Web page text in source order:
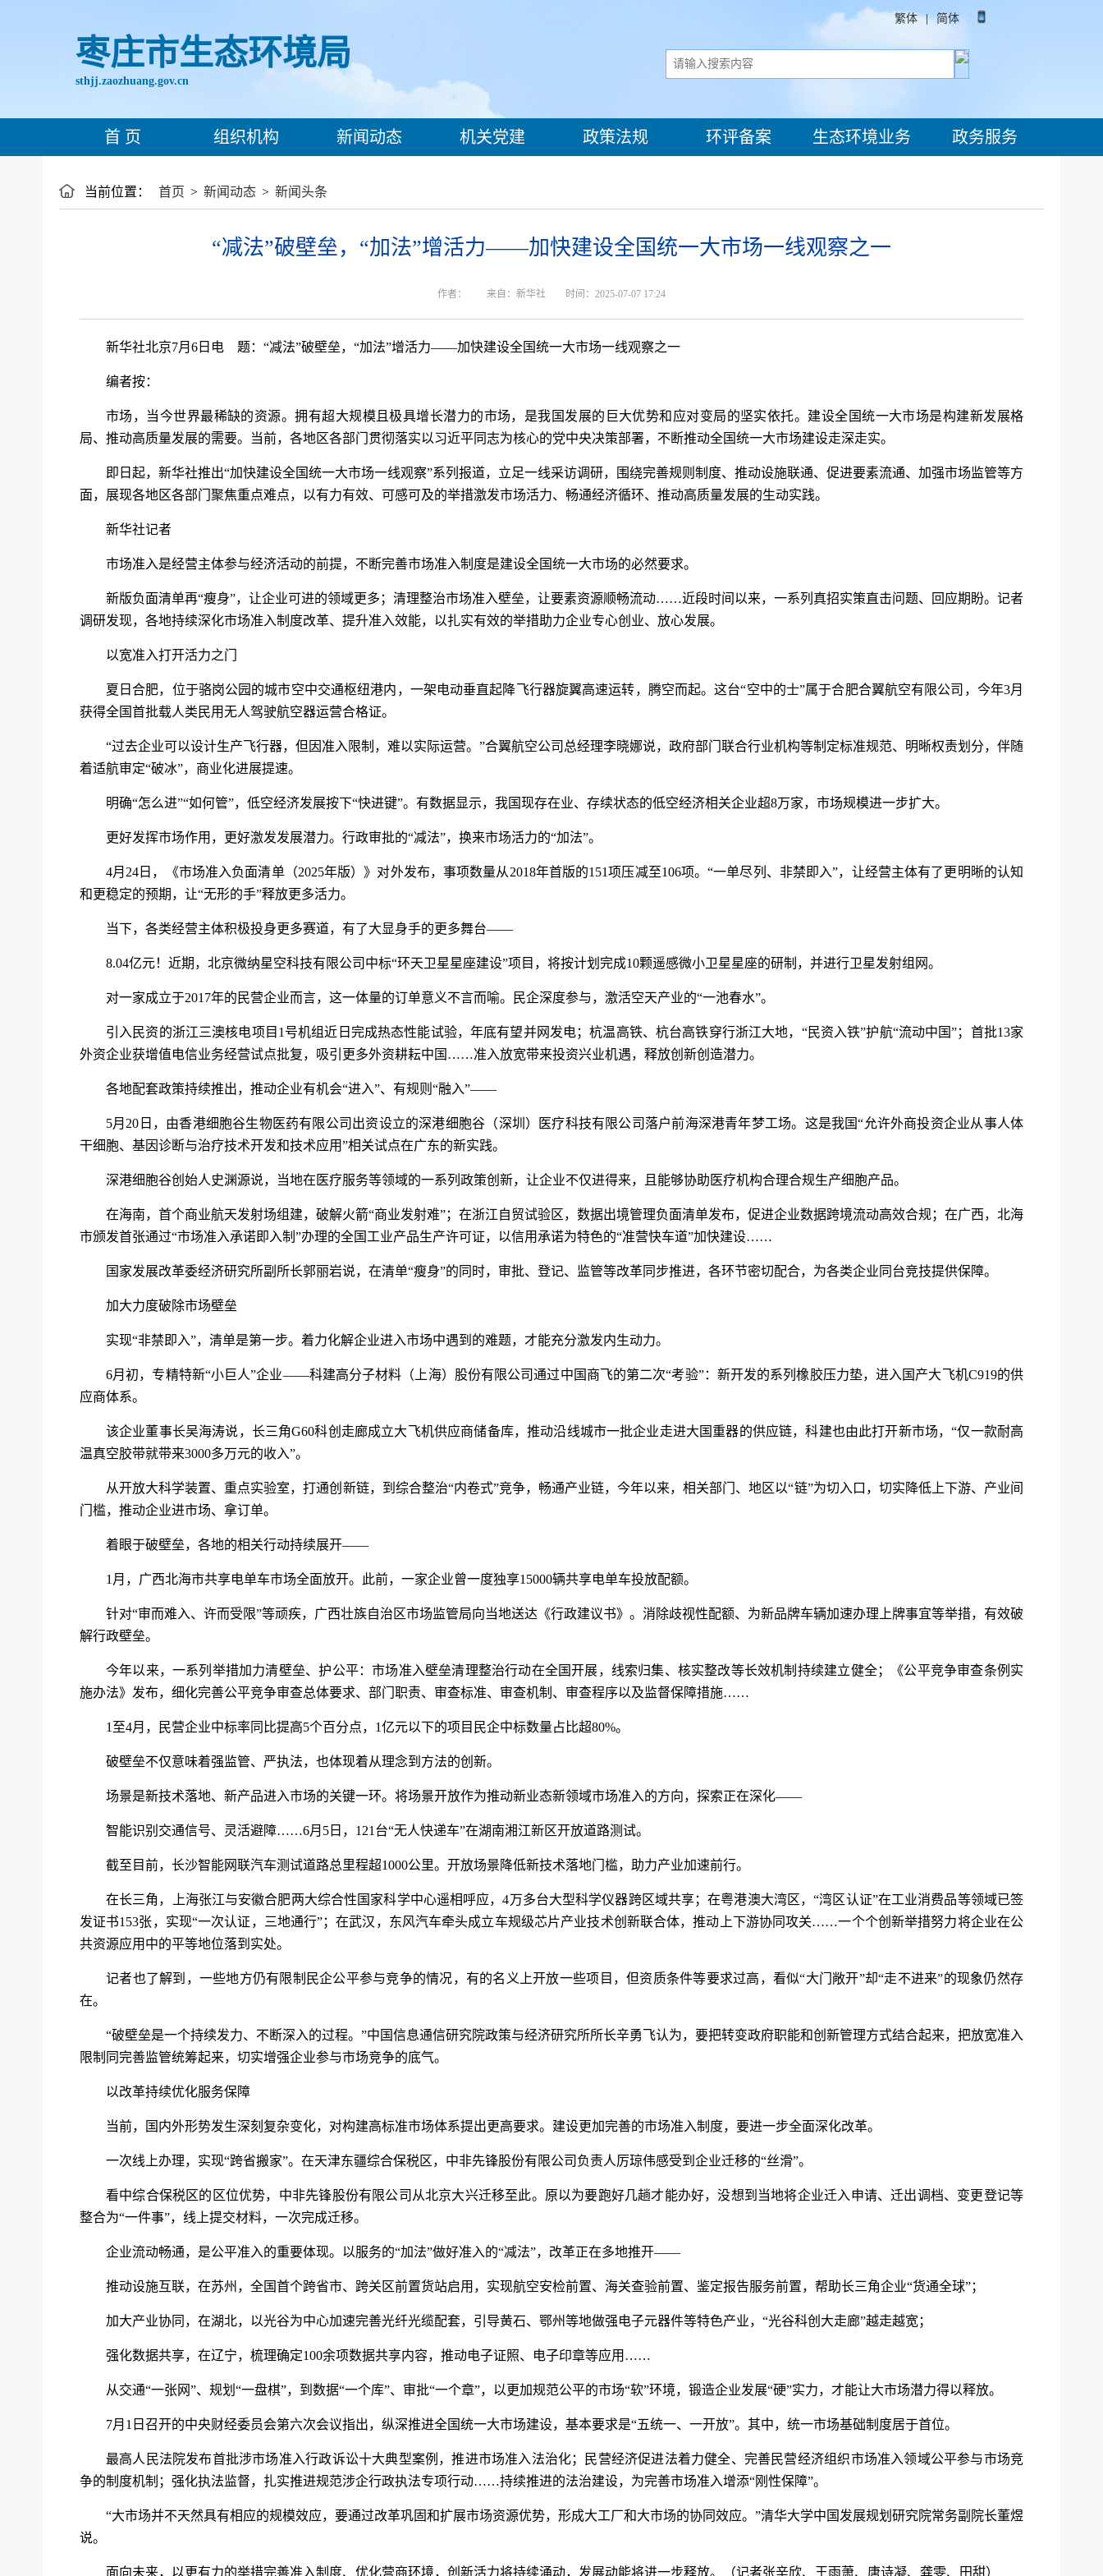
枣庄市生态环境局
sthjj.zaozhuang.gov.cn
繁体 | 简体
首 页 组织机构 新闻动态 机关党建 政策法规 环评备案 生态环境业务 政务服务
当前位置： 首页 > 新闻动态 > 新闻头条
“减法”破壁垒，“加法”增活力——加快建设全国统一大市场一线观察之一
作者： 来自：新华社 时间：2025-07-07 17:24
新华社北京7月6日电 题：“减法”破壁垒，“加法”增活力——加快建设全国统一大市场一线观察之一
编者按：
市场，当今世界最稀缺的资源。拥有超大规模且极具增长潜力的市场，是我国发展的巨大优势和应对变局的坚实依托。建设全国统一大市场是构建新发展格
局、推动高质量发展的需要。当前，各地区各部门贯彻落实以习近平同志为核心的党中央决策部署，不断推动全国统一大市场建设走深走实。
即日起，新华社推出“加快建设全国统一大市场一线观察”系列报道，立足一线采访调研，围绕完善规则制度、推动设施联通、促进要素流通、加强市场监管等方
面，展现各地区各部门聚焦重点难点，以有力有效、可感可及的举措激发市场活力、畅通经济循环、推动高质量发展的生动实践。
新华社记者
市场准入是经营主体参与经济活动的前提，不断完善市场准入制度是建设全国统一大市场的必然要求。
新版负面清单再“瘦身”，让企业可进的领域更多；清理整治市场准入壁垒，让要素资源顺畅流动……近段时间以来，一系列真招实策直击问题、回应期盼。记者
调研发现，各地持续深化市场准入制度改革、提升准入效能，以扎实有效的举措助力企业专心创业、放心发展。
以宽准入打开活力之门
夏日合肥，位于骆岗公园的城市空中交通枢纽港内，一架电动垂直起降飞行器旋翼高速运转，腾空而起。这台“空中的士”属于合肥合翼航空有限公司，今年3月
获得全国首批载人类民用无人驾驶航空器运营合格证。
“过去企业可以设计生产飞行器，但因准入限制，难以实际运营。”合翼航空公司总经理李晓娜说，政府部门联合行业机构等制定标准规范、明晰权责划分，伴随
着适航审定“破冰”，商业化进展提速。
明确“怎么进”“如何管”，低空经济发展按下“快进键”。有数据显示，我国现存在业、存续状态的低空经济相关企业超8万家，市场规模进一步扩大。
更好发挥市场作用，更好激发发展潜力。行政审批的“减法”，换来市场活力的“加法”。
4月24日，《市场准入负面清单（2025年版）》对外发布，事项数量从2018年首版的151项压减至106项。“一单尽列、非禁即入”，让经营主体有了更明晰的认知
和更稳定的预期，让“无形的手”释放更多活力。
当下，各类经营主体积极投身更多赛道，有了大显身手的更多舞台——
8.04亿元！近期，北京微纳星空科技有限公司中标“环天卫星星座建设”项目，将按计划完成10颗遥感微小卫星星座的研制，并进行卫星发射组网。
对一家成立于2017年的民营企业而言，这一体量的订单意义不言而喻。民企深度参与，激活空天产业的“一池春水”。
引入民资的浙江三澳核电项目1号机组近日完成热态性能试验，年底有望并网发电；杭温高铁、杭台高铁穿行浙江大地，“民资入铁”护航“流动中国”；首批13家
外资企业获增值电信业务经营试点批复，吸引更多外资耕耘中国……准入放宽带来投资兴业机遇，释放创新创造潜力。
各地配套政策持续推出，推动企业有机会“进入”、有规则“融入”——
5月20日，由香港细胞谷生物医药有限公司出资设立的深港细胞谷（深圳）医疗科技有限公司落户前海深港青年梦工场。这是我国“允许外商投资企业从事人体
干细胞、基因诊断与治疗技术开发和技术应用”相关试点在广东的新实践。
深港细胞谷创始人史渊源说，当地在医疗服务等领域的一系列政策创新，让企业不仅进得来，且能够协助医疗机构合理合规生产细胞产品。
在海南，首个商业航天发射场组建，破解火箭“商业发射难”；在浙江自贸试验区，数据出境管理负面清单发布，促进企业数据跨境流动高效合规；在广西，北海
市颁发首张通过“市场准入承诺即入制”办理的全国工业产品生产许可证，以信用承诺为特色的“准营快车道”加快建设……
国家发展改革委经济研究所副所长郭丽岩说，在清单“瘦身”的同时，审批、登记、监管等改革同步推进，各环节密切配合，为各类企业同台竞技提供保障。
加大力度破除市场壁垒
实现“非禁即入”，清单是第一步。着力化解企业进入市场中遇到的难题，才能充分激发内生动力。
6月初，专精特新“小巨人”企业——科建高分子材料（上海）股份有限公司通过中国商飞的第二次“考验”：新开发的系列橡胶压力垫，进入国产大飞机C919的供
应商体系。
该企业董事长吴海涛说，长三角G60科创走廊成立大飞机供应商储备库，推动沿线城市一批企业走进大国重器的供应链，科建也由此打开新市场，“仅一款耐高
温真空胶带就带来3000多万元的收入”。
从开放大科学装置、重点实验室，打通创新链，到综合整治“内卷式”竞争，畅通产业链，今年以来，相关部门、地区以“链”为切入口，切实降低上下游、产业间
门槛，推动企业进市场、拿订单。
着眼于破壁垒，各地的相关行动持续展开——
1月，广西北海市共享电单车市场全面放开。此前，一家企业曾一度独享15000辆共享电单车投放配额。
针对“审而难入、许而受限”等顽疾，广西壮族自治区市场监管局向当地送达《行政建议书》。消除歧视性配额、为新品牌车辆加速办理上牌事宜等举措，有效破
解行政壁垒。
今年以来，一系列举措加力清壁垒、护公平：市场准入壁垒清理整治行动在全国开展，线索归集、核实整改等长效机制持续建立健全；《公平竞争审查条例实
施办法》发布，细化完善公平竞争审查总体要求、部门职责、审查标准、审查机制、审查程序以及监督保障措施……
1至4月，民营企业中标率同比提高5个百分点，1亿元以下的项目民企中标数量占比超80%。
破壁垒不仅意味着强监管、严执法，也体现着从理念到方法的创新。
场景是新技术落地、新产品进入市场的关键一环。将场景开放作为推动新业态新领域市场准入的方向，探索正在深化——
智能识别交通信号、灵活避障……6月5日，121台“无人快递车”在湖南湘江新区开放道路测试。
截至目前，长沙智能网联汽车测试道路总里程超1000公里。开放场景降低新技术落地门槛，助力产业加速前行。
在长三角，上海张江与安徽合肥两大综合性国家科学中心遥相呼应，4万多台大型科学仪器跨区域共享；在粤港澳大湾区，“湾区认证”在工业消费品等领域已签
发证书153张，实现“一次认证，三地通行”；在武汉，东风汽车牵头成立车规级芯片产业技术创新联合体，推动上下游协同攻关……一个个创新举措努力将企业在公
共资源应用中的平等地位落到实处。
记者也了解到，一些地方仍有限制民企公平参与竞争的情况，有的名义上开放一些项目，但资质条件等要求过高，看似“大门敞开”却“走不进来”的现象仍然存
在。
“破壁垒是一个持续发力、不断深入的过程。”中国信息通信研究院政策与经济研究所所长辛勇飞认为，要把转变政府职能和创新管理方式结合起来，把放宽准入
限制同完善监管统筹起来，切实增强企业参与市场竞争的底气。
以改革持续优化服务保障
当前，国内外形势发生深刻复杂变化，对构建高标准市场体系提出更高要求。建设更加完善的市场准入制度，要进一步全面深化改革。
一次线上办理，实现“跨省搬家”。在天津东疆综合保税区，中非先锋股份有限公司负责人厉琼伟感受到企业迁移的“丝滑”。
看中综合保税区的区位优势，中非先锋股份有限公司从北京大兴迁移至此。原以为要跑好几趟才能办好，没想到当地将企业迁入申请、迁出调档、变更登记等
整合为“一件事”，线上提交材料，一次完成迁移。
企业流动畅通，是公平准入的重要体现。以服务的“加法”做好准入的“减法”，改革正在多地推开——
推动设施互联，在苏州，全国首个跨省市、跨关区前置货站启用，实现航空安检前置、海关查验前置、鉴定报告服务前置，帮助长三角企业“货通全球”；
加大产业协同，在湖北，以光谷为中心加速完善光纤光缆配套，引导黄石、鄂州等地做强电子元器件等特色产业，“光谷科创大走廊”越走越宽；
强化数据共享，在辽宁，梳理确定100余项数据共享内容，推动电子证照、电子印章等应用……
从交通“一张网”、规划“一盘棋”，到数据“一个库”、审批“一个章”，以更加规范公平的市场“软”环境，锻造企业发展“硬”实力，才能让大市场潜力得以释放。
7月1日召开的中央财经委员会第六次会议指出，纵深推进全国统一大市场建设，基本要求是“五统一、一开放”。其中，统一市场基础制度居于首位。
最高人民法院发布首批涉市场准入行政诉讼十大典型案例，推进市场准入法治化；民营经济促进法着力健全、完善民营经济组织市场准入领域公平参与市场竞
争的制度机制；强化执法监督，扎实推进规范涉企行政执法专项行动……持续推进的法治建设，为完善市场准入增添“刚性保障”。
“大市场并不天然具有相应的规模效应，要通过改革巩固和扩展市场资源优势，形成大工厂和大市场的协同效应。”清华大学中国发展规划研究院常务副院长董煜
说。
面向未来，以更有力的举措完善准入制度、优化营商环境，创新活力将持续涌动，发展动能将进一步释放。（记者张辛欣、王雨萧、唐诗凝、龚雯、田甜）